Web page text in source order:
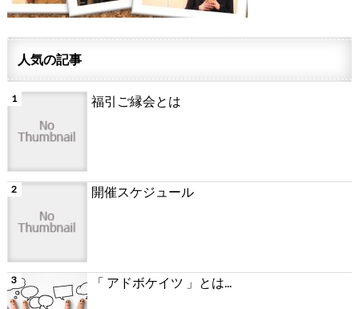
人気の記事
福引ご縁会とは
開催スケジュール
「 アドボケイツ 」とは...